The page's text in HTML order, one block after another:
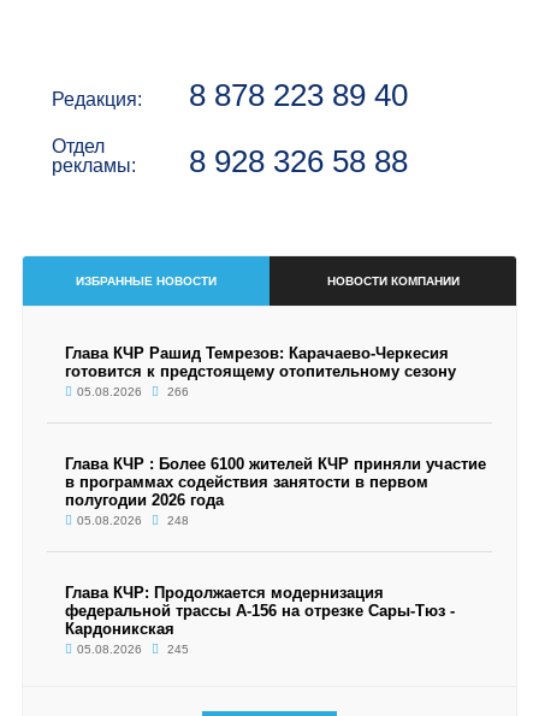
Редакция: 8 878 223 89 40
Отдел
рекламы:
8 928 326 58 88
ИЗБРАННЫЕ НОВОСТИ НОВОСТИ КОМПАНИИ
Глава КЧР Рашид Темрезов: Карачаево-Черкесия
готовится к предстоящему отопительному сезону
05.08.2026 266
Глава КЧР : Более 6100 жителей КЧР приняли участие
в программах содействия занятости в первом
полугодии 2026 года
05.08.2026 248
Глава КЧР: Продолжается модернизация
федеральной трассы А-156 на отрезке Сары-Тюз -
Кардоникская
05.08.2026 245